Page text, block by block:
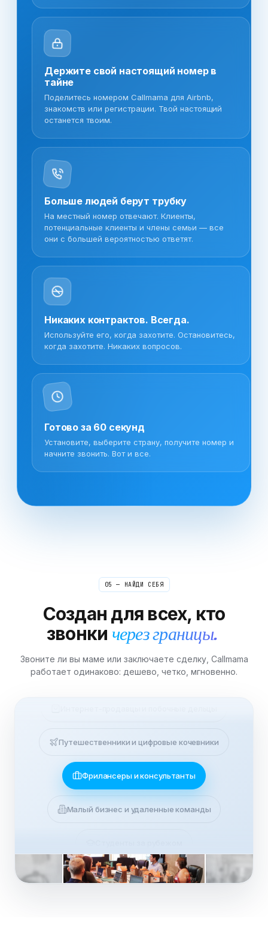
Держите свой настоящий номер в
тайне
Поделитесь номером Callmama для Airbnb,
знакомств или регистрации. Твой настоящий
останется твоим.
Больше людей берут трубку
На местный номер отвечают. Клиенты,
потенциальные клиенты и члены семьи — все
они с большей вероятностью ответят.
Никаких контрактов. Всегда.
Используйте его, когда захотите. Остановитесь,
когда захотите. Никаких вопросов.
Готово за 60 секунд
Установите, выберите страну, получите номер и
начните звонить. Вот и все.
05 — НАЙДИ СЕБЯ
Создан для всех, кто
звонки через границы.
Звоните ли вы маме или заключаете сделку, Callmama
работает одинаково: дешево, четко, мгновенно.
Путешественники и цифровые кочевники
Фрилансеры и консультанты
Малый бизнес и удаленные команды
Семьи через границы